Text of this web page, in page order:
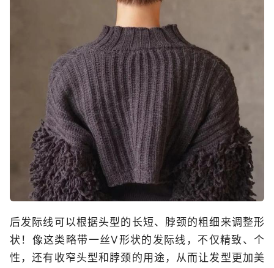
后发际线可以根据头型的长短、脖颈的粗细来调整形
状！像这类略带一丝V形状的发际线，不仅精致、个
性，还有收窄头型和脖颈的用途，从而让发型更加美